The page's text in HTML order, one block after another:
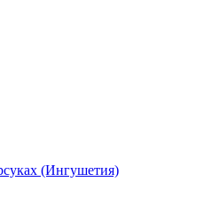
(Ингушетия)